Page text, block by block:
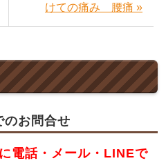
けての痛み 腰痛 »
のお問合せ
電話・メール・LINEで